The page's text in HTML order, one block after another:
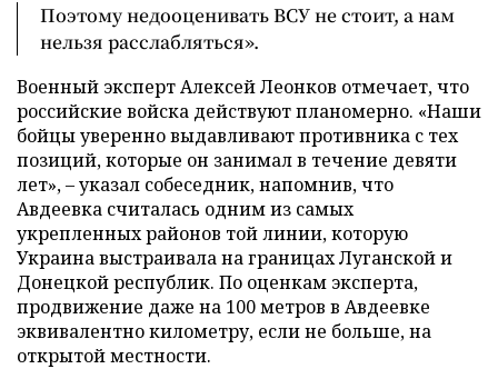
Поэтому недооценивать ВСУ не стоит, а нам
нельзя расслабляться».
Военный эксперт Алексей Леонков отмечает, что
российские войска действуют планомерно. «Наши
бойцы уверенно выдавливают противника с тех
позиций, которые он занимал в течение девяти
лет», – указал собеседник, напомнив, что
Авдеевка считалась одним из самых
укрепленных районов той линии, которую
Украина выстраивала на границах Луганской и
Донецкой республик. По оценкам эксперта,
продвижение даже на 100 метров в Авдеевке
эквивалентно километру, если не больше, на
открытой местности.